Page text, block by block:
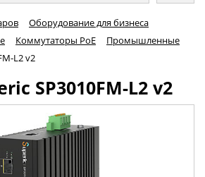
Оборудование для бизнеса
Коммутаторы PoE
Промышленные
L2 v2
SP3010FM-L2 v2